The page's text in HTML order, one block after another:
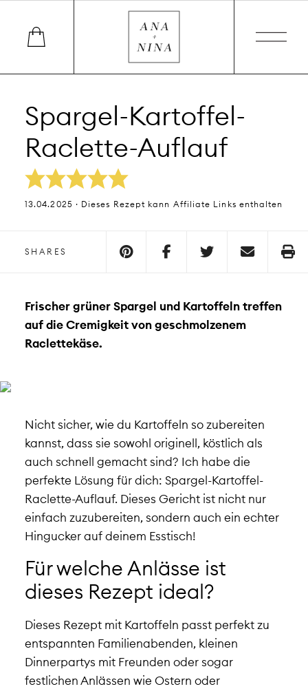
Spargel-Kartoffel-
Raclette-Auflauf
13.04.2025 · Dieses Rezept kann Affiliate Links enthalten
SHARES
Frischer grüner Spargel und Kartoffeln treffen
auf die Cremigkeit von geschmolzenem
Raclettekäse.
Nicht sicher, wie du Kartoffeln so zubereiten
kannst, dass sie sowohl originell, köstlich als
auch schnell gemacht sind? Ich habe die
perfekte Lösung für dich: Spargel-Kartoffel-
Raclette-Auflauf. Dieses Gericht ist nicht nur
einfach zuzubereiten, sondern auch ein echter
Hingucker auf deinem Esstisch!
Für welche Anlässe ist
dieses Rezept ideal?
Dieses Rezept mit Kartoffeln passt perfekt zu
entspannten Familienabenden, kleinen
Dinnerpartys mit Freunden oder sogar
festlichen Anlässen wie Ostern oder